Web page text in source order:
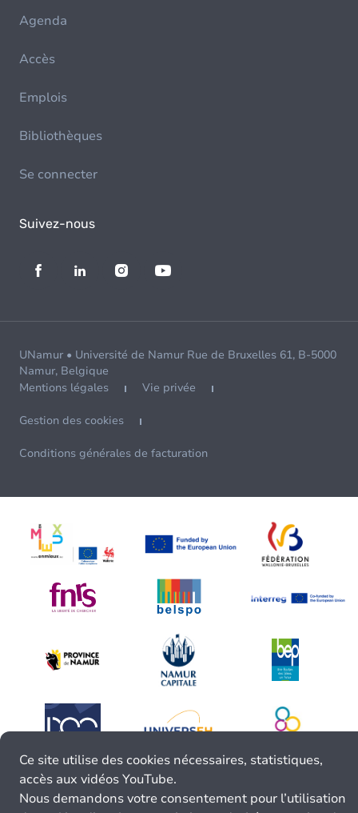
Agenda
Accès
Emplois
Bibliothèques
Se connecter
Suivez-nous
UNamur • Université de Namur Rue de Bruxelles 61, B-5000
Namur, Belgique
Mentions légales
Vie privée
Gestion des cookies
Conditions générales de facturation
Ce site utilise des cookies nécessaires, statistiques,
accès aux vidéos YouTube.
Nous demandons votre consentement pour l’utilisation